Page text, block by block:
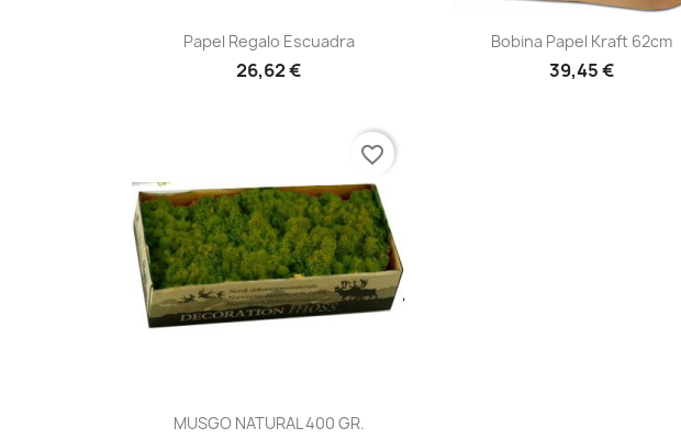
Vista rápida
Papel Regalo Escuadra
26,62 €
Vista rápida
Bobina Papel Kraft 62cm
39,45 €
Vista rápida
MUSGO NATURAL 400 GR.
favorite_border